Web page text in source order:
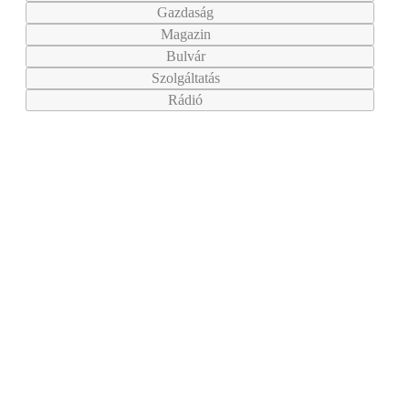
Gazdaság
Magazin
Bulvár
Szolgáltatás
Rádió